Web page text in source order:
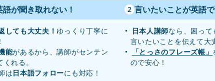
が聞き取れない！
しても大丈夫！ ゆっくり丁寧に
能があるから、講師がセンテン
れる。
は日本語フォローにも対応！
2 言いたいことが英語
日本人講師なら、困って
言いたいことを伝えて大
「とっさのフレーズ帳」
ので安心！